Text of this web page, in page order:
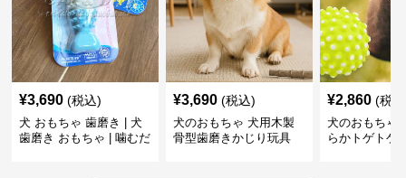
¥3,690 (税込)
犬 おもちゃ 歯磨き | 犬
歯磨き おもちゃ | 噛むだ
¥3,690 (税込)
犬のおもちゃ 犬用木製
骨型歯磨きかじり玩具
¥2,860 (税
犬のおもちゃ
らかトゲトゲ